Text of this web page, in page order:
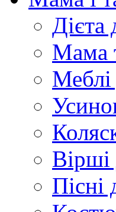
Дієта
Мама
Меблі
Вірші
Пісні